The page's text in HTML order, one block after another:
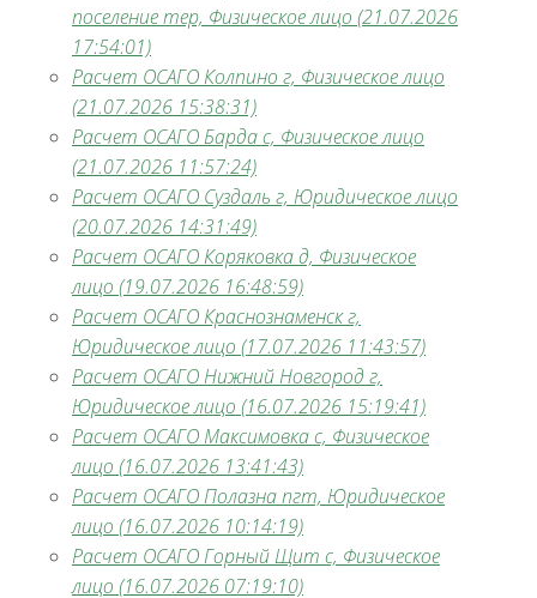
поселение тер, Физическое лицо (21.07.2026
17:54:01)
Расчет ОСАГО Колпино г, Физическое лицо
(21.07.2026 15:38:31)
Расчет ОСАГО Барда с, Физическое лицо
(21.07.2026 11:57:24)
Расчет ОСАГО Суздаль г, Юридическое лицо
(20.07.2026 14:31:49)
Расчет ОСАГО Коряковка д, Физическое
лицо (19.07.2026 16:48:59)
Расчет ОСАГО Краснознаменск г,
Юридическое лицо (17.07.2026 11:43:57)
Расчет ОСАГО Нижний Новгород г,
Юридическое лицо (16.07.2026 15:19:41)
Расчет ОСАГО Максимовка с, Физическое
лицо (16.07.2026 13:41:43)
Расчет ОСАГО Полазна пгт, Юридическое
лицо (16.07.2026 10:14:19)
Расчет ОСАГО Горный Щит с, Физическое
лицо (16.07.2026 07:19:10)